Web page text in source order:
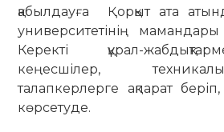
қабылдауға Қорқыт ата
университетінің
Керекті құрал-
кеңесшілер,
талапкерлерге ақпарат
көрсетуде.